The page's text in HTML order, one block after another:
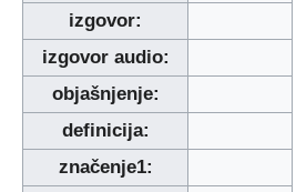
izgovor:
izgovor audio:
objašnjenje:
definicija:
značenje1: